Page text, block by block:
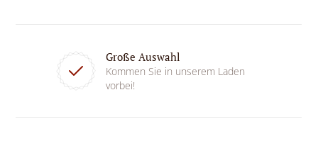
Große Auswahl
Kommen Sie in unserem Laden
vorbei!